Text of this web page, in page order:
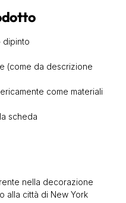
dipinto
(come da descrizione
come materiali
scheda
nella decorazione
alla città di New York